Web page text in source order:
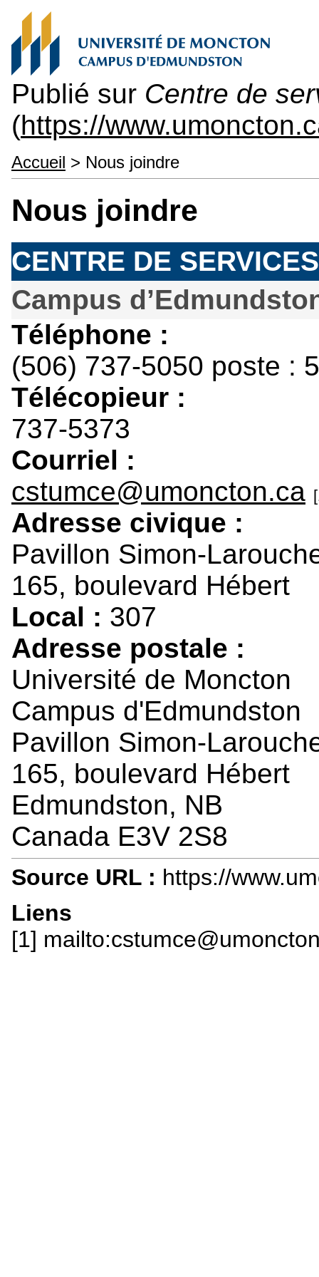
Publié sur Centre de
(https://
Accueil > Nous joindre
Nous joindre
CENTRE DE
Campus
Téléphone :
(506) 737-5050 poste :
Télécopieur :
737-5373
Courriel :
cstumce@umoncton.ca
Adresse civique :
Pavillon Simon-
165, boulevard Hébert
Local : 307
Adresse postale :
Université de Moncton
Campus d'Edmundston
Pavillon Simon-
165, boulevard Hébert
Edmundston, NB
Canada E3V 2S8
Source URL : https://
Liens
[1]